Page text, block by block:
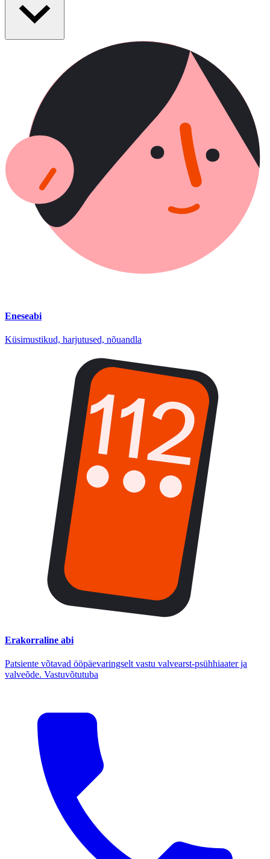
Eneseabi
Küsimustikud, harjutused, nõuandla
Erakorraline abi
Patsiente võtavad ööpäevaringselt vastu valvearst-psühhiaater ja
valveõde. Vastuvõtutuba